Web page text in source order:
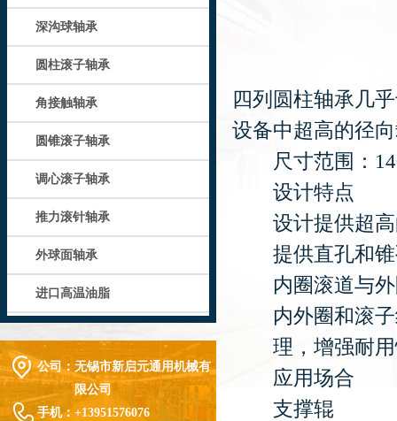
深沟球轴承
圆柱滚子轴承
角接触轴承
圆锥滚子轴承
调心滚子轴承
推力滚针轴承
外球面轴承
进口高温油脂
公司： 无锡市新启元通用机械有
限公司
手机： +13951576076
四列圆柱轴承几
设备中超高的径
尺寸范围：
设计特点
设计提供超高
提供直孔和锥
内圈滚道与外
内外圈和滚子
理，增强耐用
应用场合
支撑辊